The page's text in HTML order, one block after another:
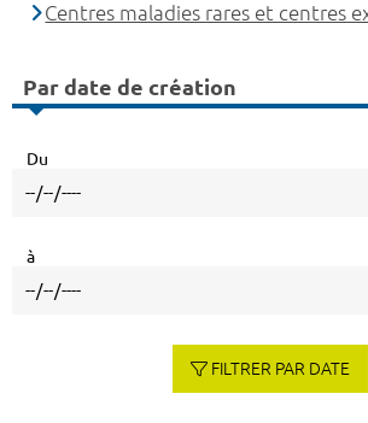
Centres maladies rares et centres
Par date de création
Du
à
FILTRER PAR DATE